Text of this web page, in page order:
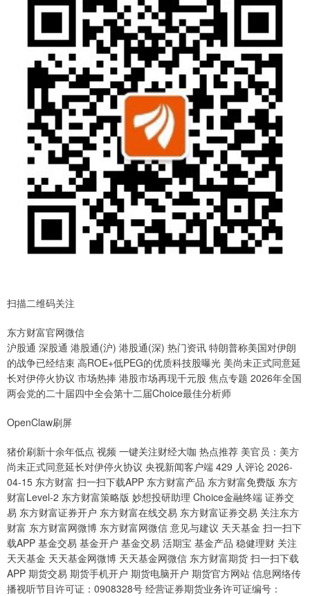
扫描二维码关注
东方财富官网微信
沪股通 深股通 港股通(沪) 港股通(深) 热门资讯 特朗普称美国对伊朗
的战争已经结束 高ROE+低PEG的优质科技股曝光 美尚未正式同意延
长对伊停火协议 市场热捧 港股市场再现千元股 焦点专题 2026年全国
两会党的二十届四中全会第十二届Choice最佳分析师
OpenClaw刷屏
猪价刷新十余年低点 视频 一键关注财经大咖 热点推荐 美官员：美方
尚未正式同意延长对伊停火协议 央视新闻客户端 429 人评论 2026-
04-15 东方财富 扫一扫下载APP 东方财富产品 东方财富免费版 东方
财富Level-2 东方财富策略版 妙想投研助理 Choice金融终端 证券交
易 东方财富证券开户 东方财富在线交易 东方财富证券交易 关注东方
财富 东方财富网微博 东方财富网微信 意见与建议 天天基金 扫一扫下
载APP 基金交易 基金开户 基金交易 活期宝 基金产品 稳健理财 关注
天天基金 天天基金网微博 天天基金网微信 东方财富期货 扫一扫下载
APP 期货交易 期货手机开户 期货电脑开户 期货官方网站 信息网络传
播视听节目许可证：0908328号 经营证券期货业务许可证编号：